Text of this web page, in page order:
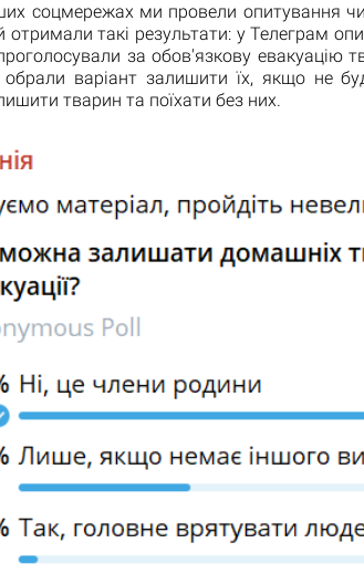
соцмережах ми провели опитування
й отримали такі результати: у Телеграм
за обов'язкову евакуацію
варіант залишити їх, якщо не
тварин та поїхати без них.